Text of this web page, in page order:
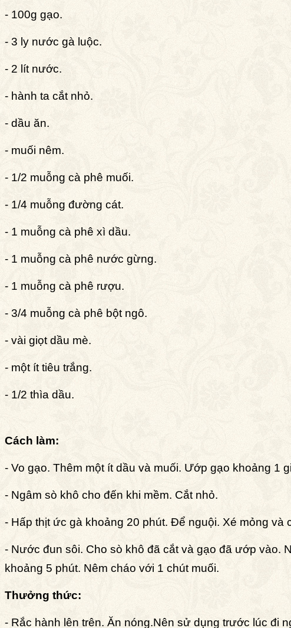
- 100g gạo.
- 3 ly nước gà luộc.
- 2 lít nước.
- hành ta cắt nhỏ.
- dầu ăn.
- muối nêm.
- 1/2 muỗng cà phê muối.
- 1/4 muỗng đường cát.
- 1 muỗng cà phê xì dầu.
- 1 muỗng cà phê nước gừng.
- 1 muỗng cà phê rượu.
- 3/4 muỗng cà phê bột ngô.
- vài giọt dầu mè.
- một ít tiêu trắng.
- 1/2 thìa dầu.
Cách làm:
- Vo gạo. Thêm một ít dầu và muối. Ướp gạo khoảng 1
- Ngâm sò khô cho đến khi mềm. Cắt nhỏ.
- Hấp thịt ức gà khoảng 20 phút. Ðể nguội. Xé mỏng và
- Nước đun sôi. Cho sò khô đã cắt và gạo đã ướp vào.
khoảng 5 phút. Nêm cháo với 1 chút muối.
Thưởng thức:
- Rắc hành lên trên. Ăn nóng.Nên sử dụng trước lúc đi